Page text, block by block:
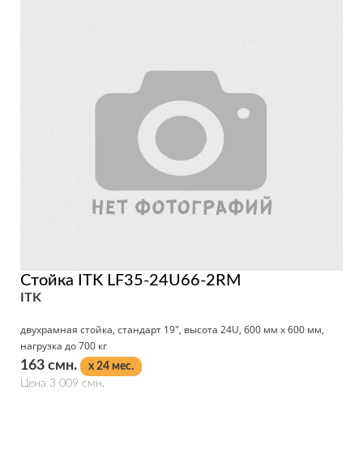
Стойка ITK LF35-24U66-2RM
ITK
двухрамная стойка, стандарт 19", высота 24U, 600 мм x 600 мм,
нагрузка до 700 кг
163 смн.
x 24 мес.
Цена 3 009 смн.